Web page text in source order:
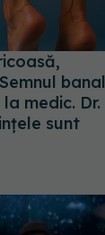
banal
medic. Dr.
sunt